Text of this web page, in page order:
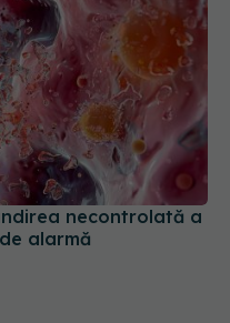
necontrolată a
alarmă